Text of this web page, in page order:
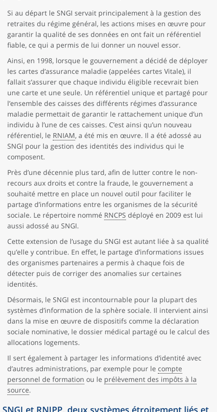
Si au départ le SNGI servait principalement à la gestion des
retraites du régime général, les actions mises en œuvre pour
garantir la qualité de ses données en ont fait un référentiel
fiable, ce qui a permis de lui donner un nouvel essor.
Ainsi, en 1998, lorsque le gouvernement a décidé de déployer
les cartes d’assurance maladie (appelées cartes Vitale), il
fallait s’assurer que chaque individu éligible recevrait bien
une carte et une seule. Un référentiel unique et partagé pour
l’ensemble des caisses des différents régimes d’assurance
maladie permettait de garantir le rattachement unique d’un
individu à l’une de ces caisses. C’est ainsi qu’un nouveau
référentiel, le RNIAM, a été mis en œuvre. Il a été adossé au
SNGI pour la gestion des identités des individus qui le
composent.
Près d’une décennie plus tard, afin de lutter contre le non-
recours aux droits et contre la fraude, le gouvernement a
souhaité mettre en place un nouvel outil pour faciliter le
partage d’informations entre les organismes de la sécurité
sociale. Le répertoire nommé RNCPS déployé en 2009 est lui
aussi adossé au SNGI.
Cette extension de l’usage du SNGI est autant liée à sa qualité
qu’elle y contribue. En effet, le partage d’informations issues
des organismes partenaires a permis à chaque fois de
détecter puis de corriger des anomalies sur certaines
identités.
Désormais, le SNGI est incontournable pour la plupart des
systèmes d’information de la sphère sociale. Il intervient ainsi
dans la mise en œuvre de dispositifs comme la déclaration
sociale nominative, le dossier médical partagé ou le calcul des
allocations logements.
Il sert également à partager les informations d’identité avec
d’autres administrations, par exemple pour le compte
personnel de formation ou le prélèvement des impôts à la
source.
SNGI et RNIPP, deux systèmes étroitement liés et